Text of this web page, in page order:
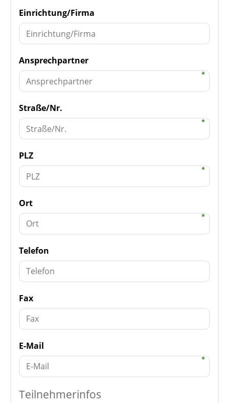
Einrichtung/Firma
Ansprechpartner
Straße/Nr.
PLZ
Ort
Telefon
Fax
E-Mail
Teilnehmerinfos